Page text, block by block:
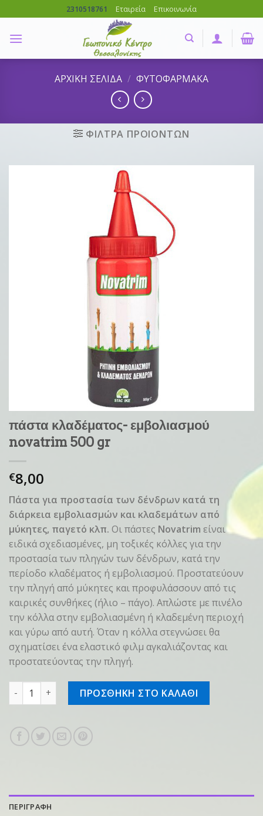
to
content
2310518761 Εταιρεία Επικοινωνία
ΑΡΧΙΚΗ ΣΕΛΙΔΑ / ΦΥΤΟΦΑΡΜΑΚΑ
ΦΙΛΤΡΑ ΠΡΟΙΟΝΤΩΝ
πάστα κλαδέματος- εμβολιασμού
novatrim 500 gr
€8,00
Πάστα για προστασία των δένδρων κατά τη
διάρκεια εμβολιασμών και κλαδεμάτων από
μύκητες, παγετό κλπ. Οι πάστες Novatrim είναι
ειδικά σχεδιασμένες, μη τοξικές κόλλες για την
προστασία των πληγών των δένδρων, κατά την
περίοδο κλαδέματος ή εμβολιασμού. Προστατεύουν
την πληγή από μύκητες και προφυλάσσουν από τις
καιρικές συνθήκες (ήλιο – πάγο). Απλώστε με πινέλο
την κόλλα στην εμβολιασμένη ή κλαδεμένη περιοχή
και γύρω από αυτή. Όταν η κόλλα στεγνώσει θα
σχηματίσει ένα ελαστικό φιλμ αγκαλιάζοντας και
προστατεύοντας την πληγή.
πάστα κλαδέματος- εμβολιασμού novatrim 500 gr
ΠΡΟΣΘΗΚΗ ΣΤΟ ΚΑΛΑΘΙ
ΠΕΡΙΓΡΑΦΗ